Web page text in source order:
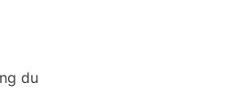
du